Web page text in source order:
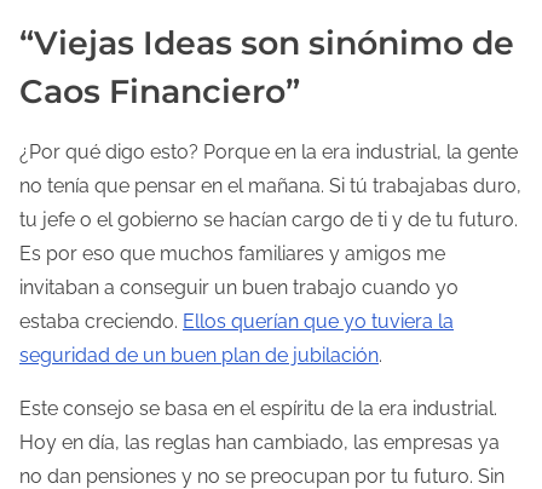
“Viejas Ideas son sinónimo de
Caos Financiero”
¿Por qué digo esto? Porque en la era industrial, la gente
no tenía que pensar en el mañana. Si tú trabajabas duro,
tu jefe o el gobierno se hacían cargo de ti y de tu futuro.
Es por eso que muchos familiares y amigos me
invitaban a conseguir un buen trabajo cuando yo
estaba creciendo. Ellos querían que yo tuviera la
seguridad de un buen plan de jubilación.
Este consejo se basa en el espíritu de la era industrial.
Hoy en día, las reglas han cambiado, las empresas ya
no dan pensiones y no se preocupan por tu futuro. Sin